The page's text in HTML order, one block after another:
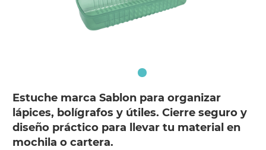
Estuche marca Sablon para organizar
lápices, bolígrafos y útiles. Cierre seguro y
diseño práctico para llevar tu material en
mochila o cartera.